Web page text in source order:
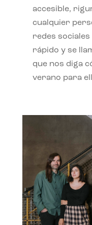
accesible,
cualquier
redes
rápido y se
que nos diga
verano para